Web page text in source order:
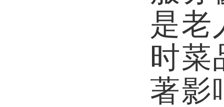
是老
时菜
著影